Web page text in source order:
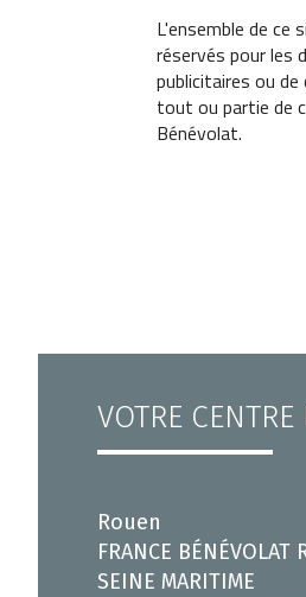
L'ensemble de
réservés pour les
publicitaires ou
tout ou partie de
Bénévolat.
VOTRE CENTRE
Rouen
FRANCE BÉNÉVOLAT
SEINE MARITIME